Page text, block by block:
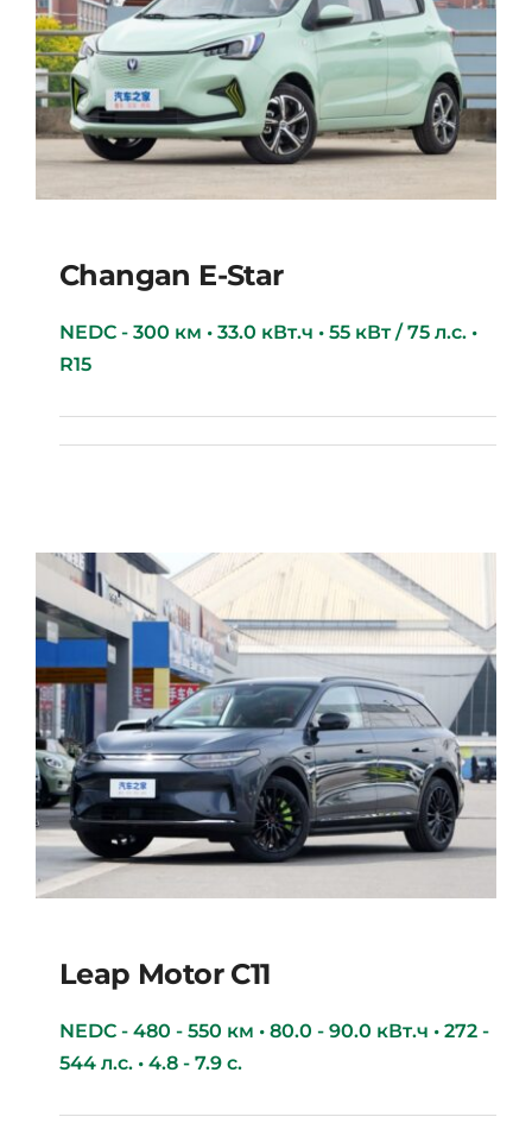
Changan E-Star
NEDC - 300 км • 33.0 кВт.ч • 55 кВт / 75 л.с. •
R15
Leap Motor С11
Leap Motor С11
NEDC - 480 - 550 км • 80.0 - 90.0 кВт.ч • 272 -
544 л.с. • 4.8 - 7.9 с.